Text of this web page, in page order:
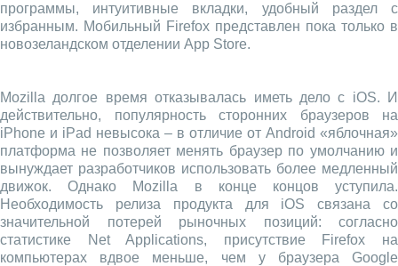
программы, интуитивные вкладки, удобный раздел с
избранным. Мобильный Firefox представлен пока только в
новозеландском отделении App Store.
Mozilla долгое время отказывалась иметь дело с iOS. И
действительно, популярность сторонних браузеров на
iPhone и iPad невысока – в отличие от Android «яблочная»
платформа не позволяет менять браузер по умолчанию и
вынуждает разработчиков использовать более медленный
движок. Однако Mozilla в конце концов уступила.
Необходимость релиза продукта для iOS связана со
значительной потерей рыночных позиций: согласно
статистике Net Applications, присутствие Firefox на
компьютерах вдвое меньше, чем у браузера Google